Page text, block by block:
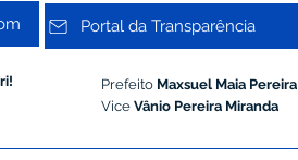
Portal da Transparência
Prefeito Maxsuel Maia Pereira
Vice Vânio Pereira Miranda